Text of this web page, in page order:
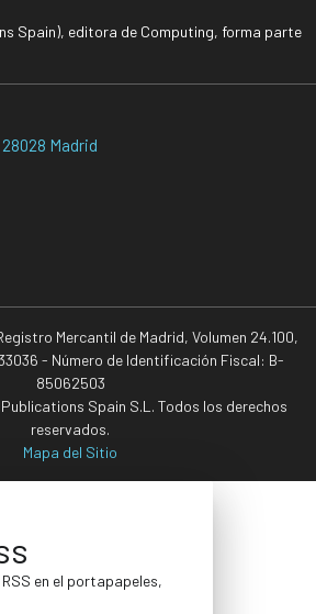
Spain), editora de Computing, forma parte
Madrid
Mercantil de Madrid, Volumen 24.100,
- Número de Identificación Fiscal: B-
85062503
Spain S.L. Todos los derechos
reservados.
Mapa del Sitio
en el portapapeles,